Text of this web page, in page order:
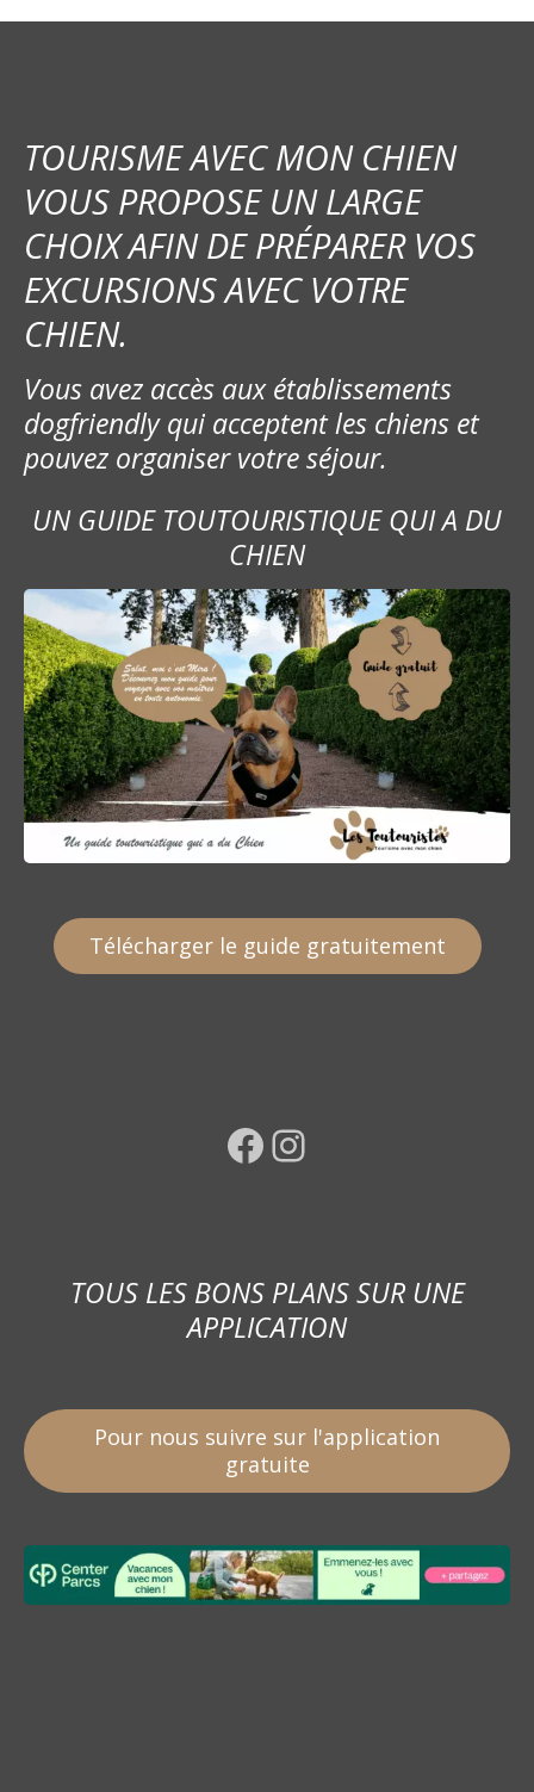
TOURISME AVEC MON CHIEN
VOUS PROPOSE UN LARGE
CHOIX AFIN DE PRÉPARER VOS
EXCURSIONS AVEC VOTRE
CHIEN.
Vous avez accès aux établissements
dogfriendly qui acceptent les chiens et
pouvez organiser votre séjour.
UN GUIDE TOUTOURISTIQUE QUI A DU
CHIEN
Télécharger le guide gratuitement
Facebook Instagram
TOUS LES BONS PLANS SUR UNE
APPLICATION
Pour nous suivre sur l'application
gratuite